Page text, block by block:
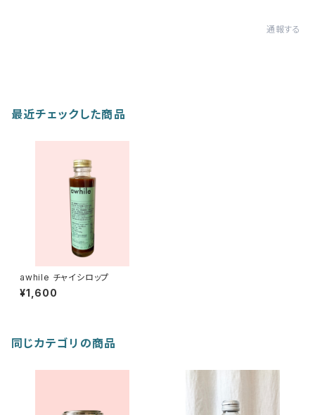
通報する
最近チェックした商品
awhile チャイシロップ
¥1,600
同じカテゴリの商品